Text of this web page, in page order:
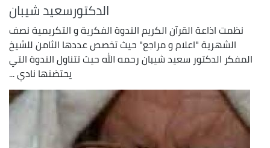
الدكتورسعيد شيبان
نظمت اذاعة القرآن الكريم الندوة الفكرية و التكريمية نصف
الشهرية "اعلام و مراجع" حيث تخصص عددها الثامن للشيخ
المفكر الدكتور سعيد شيبان رحمه الله حيث تتناول الندوة التي
يحتضنها نادي ...